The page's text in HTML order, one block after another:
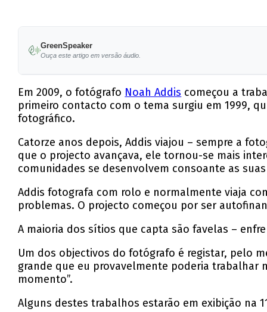
GreenSpeaker
Ouça este artigo em versão áudio.
Em 2009, o fotógrafo Noah Addis começou a
primeiro contacto com o tema surgiu em 1999,
fotográfico.
Catorze anos depois, Addis viajou – sempre a
que o projecto avançava, ele tornou-se mais
comunidades se desenvolvem consoante as
Addis fotografa com rolo e normalmente viaja
problemas. O projecto começou por ser
A maioria dos sítios que capta são favelas –
Um dos objectivos do fotógrafo é registar, pelo
grande que eu provavelmente poderia trabalhar
momento”.
Alguns destes trabalhos estarão em exibição na